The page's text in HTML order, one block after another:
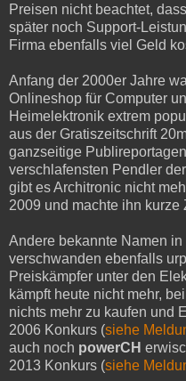
Preisen nicht beachtet,
später noch Support-
Firma ebenfalls viel Geld
Anfang der 2000er Jahre
Onlineshop für Computer
Heimelektronik extrem
aus der Gratiszeitschrift
ganzseitige
verschlafensten Pendler
gibt es Architronic nicht
2009 und machte ihn kurze
Andere bekannte Namen
verschwanden ebenfalls
Preiskämpfer unter den
kämpft heute nicht mehr, bei
nichts mehr zu kaufen und
2006 Konkurs (siehe
auch noch powerCH
2013 Konkurs (siehe